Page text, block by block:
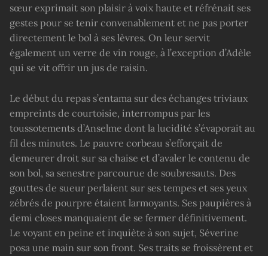
sœur exprimait son plaisir à voix haute et réfrénait ses
gestes pour se tenir convenablement et ne pas porter
directement le bol à ses lèvres. On leur servit
également un verre de vin rouge, à l’exception d’Adèle
qui se vit offrir un jus de raisin.
Le début du repas s’entama sur des échanges triviaux
empreints de courtoisie, interrompus par les
toussotements d’Anselme dont la lucidité s’évaporait au
fil des minutes. Le pauvre corbeau s’efforçait de
demeurer droit sur sa chaise et d’avaler le contenu de
son bol, sa senestre parcourue de soubresauts. Des
gouttes de sueur perlaient sur ses tempes et ses yeux
zébrés de pourpre étaient larmoyants. Ses paupières à
demi closes manquaient de se fermer définitivement.
Le voyant en peine et inquiète à son sujet, Séverine
posa une main sur son front. Ses traits se froissèrent et